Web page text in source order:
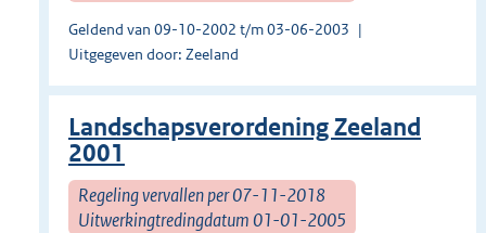
Geldend van 09-10-2002 t/m 03-06-2003
Uitgegeven door: Zeeland
Landschapsverordening Zeeland
2001
Regeling vervallen per 07-11-2018
Uitwerkingtredingdatum 01-01-2005